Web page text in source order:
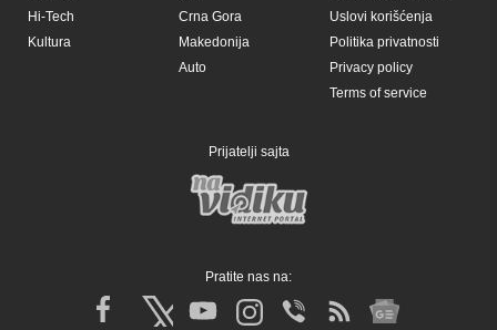
Hi-Tech
Kultura
Crna Gora
Makedonija
Auto
Uslovi korišćenja
Politika privatnosti
Privacy policy
Terms of service
Prijatelji sajta
Pratite nas na: